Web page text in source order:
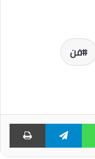
فن
واتساب تيلقرام